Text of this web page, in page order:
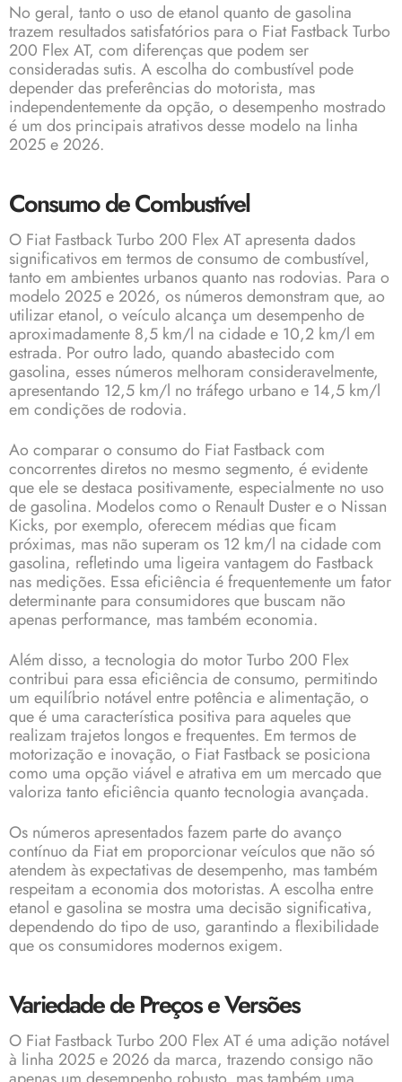
No geral, tanto o uso de etanol quanto de gasolina
trazem resultados satisfatórios para o Fiat Fastback Turbo
200 Flex AT, com diferenças que podem ser
consideradas sutis. A escolha do combustível pode
depender das preferências do motorista, mas
independentemente da opção, o desempenho mostrado
é um dos principais atrativos desse modelo na linha
2025 e 2026.
Consumo de Combustível
O Fiat Fastback Turbo 200 Flex AT apresenta dados
significativos em termos de consumo de combustível,
tanto em ambientes urbanos quanto nas rodovias. Para o
modelo 2025 e 2026, os números demonstram que, ao
utilizar etanol, o veículo alcança um desempenho de
aproximadamente 8,5 km/l na cidade e 10,2 km/l em
estrada. Por outro lado, quando abastecido com
gasolina, esses números melhoram consideravelmente,
apresentando 12,5 km/l no tráfego urbano e 14,5 km/l
em condições de rodovia.
Ao comparar o consumo do Fiat Fastback com
concorrentes diretos no mesmo segmento, é evidente
que ele se destaca positivamente, especialmente no uso
de gasolina. Modelos como o Renault Duster e o Nissan
Kicks, por exemplo, oferecem médias que ficam
próximas, mas não superam os 12 km/l na cidade com
gasolina, refletindo uma ligeira vantagem do Fastback
nas medições. Essa eficiência é frequentemente um fator
determinante para consumidores que buscam não
apenas performance, mas também economia.
Além disso, a tecnologia do motor Turbo 200 Flex
contribui para essa eficiência de consumo, permitindo
um equilíbrio notável entre potência e alimentação, o
que é uma característica positiva para aqueles que
realizam trajetos longos e frequentes. Em termos de
motorização e inovação, o Fiat Fastback se posiciona
como uma opção viável e atrativa em um mercado que
valoriza tanto eficiência quanto tecnologia avançada.
Os números apresentados fazem parte do avanço
contínuo da Fiat em proporcionar veículos que não só
atendem às expectativas de desempenho, mas também
respeitam a economia dos motoristas. A escolha entre
etanol e gasolina se mostra uma decisão significativa,
dependendo do tipo de uso, garantindo a flexibilidade
que os consumidores modernos exigem.
Variedade de Preços e Versões
O Fiat Fastback Turbo 200 Flex AT é uma adição notável
à linha 2025 e 2026 da marca, trazendo consigo não